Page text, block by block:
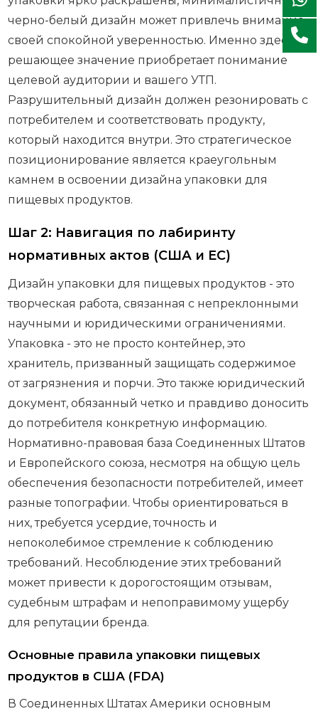
черно-белый дизайн может привлечь внимание
своей спокойной уверенностью. Именно здесь
решающее значение приобретает понимание
целевой аудитории и вашего УТП.
Разрушительный дизайн должен резонировать с
потребителем и соответствовать продукту,
который находится внутри. Это стратегическое
позиционирование является краеугольным
камнем в освоении дизайна упаковки для
пищевых продуктов.
Шаг 2: Навигация по лабиринту
нормативных актов (США и ЕС)
Дизайн упаковки для пищевых продуктов - это
творческая работа, связанная с непреклонными
научными и юридическими ограничениями.
Упаковка - это не просто контейнер, это
хранитель, призванный защищать содержимое
от загрязнения и порчи. Это также юридический
документ, обязанный четко и правдиво доносить
до потребителя конкретную информацию.
Нормативно-правовая база Соединенных Штатов
и Европейского союза, несмотря на общую цель
обеспечения безопасности потребителей, имеет
разные топографии. Чтобы ориентироваться в
них, требуется усердие, точность и
непоколебимое стремление к соблюдению
требований. Несоблюдение этих требований
может привести к дорогостоящим отзывам,
судебным штрафам и непоправимому ущербу
для репутации бренда.
Основные правила упаковки пищевых
продуктов в США (FDA)
В Соединенных Штатах Америки основным